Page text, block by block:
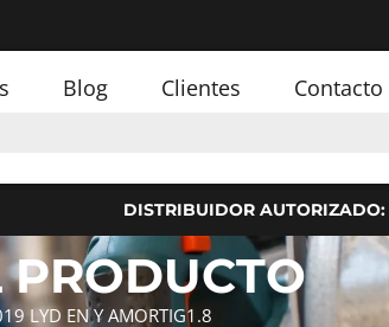
Blog Clientes Contacto
DISTRIBUIDOR AUTORIZADO:
LYD EN Y AMORTIG1.8